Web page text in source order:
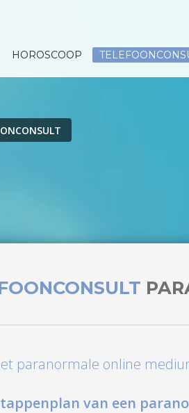
HOROSCOOP
paranormale online
van een